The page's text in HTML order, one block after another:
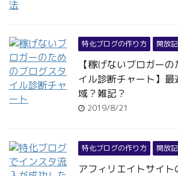
特化ブログの作り方 開放
【稼げないブロガー
イル診断チャート】
域？雑記？
2019/8/21
特化ブログの作り方 開放
アフィリエイトサイ